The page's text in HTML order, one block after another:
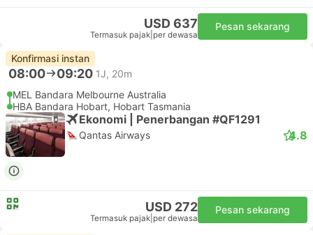
USD 637
Termasuk pajak per dewasa
Pesan sekarang
Konfirmasi instan
08:00 09:20 1J, 20m
MEL Bandara Melbourne Australia
HBA Bandara Hobart, Hobart Tasmania
Ekonomi | Penerbangan #QF1291
Qantas Airways 4.8
USD 272
Termasuk pajak per dewasa
Pesan sekarang